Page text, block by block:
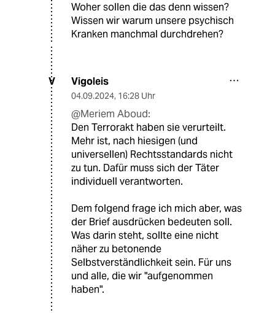
Woher sollen die das denn wissen?
Wissen wir warum unsere psychisch
Kranken manchmal durchdrehen?
V Vigoleis
04.09.2024, 16:28 Uhr
@Meriem Aboud:
Den Terrorakt haben sie verurteilt.
Mehr ist, nach hiesigen (und
universellen) Rechtsstandards nicht
zu tun. Dafür muss sich der Täter
individuell verantworten.
Dem folgend frage ich mich aber, was
der Brief ausdrücken bedeuten soll.
Was darin steht, sollte eine nicht
näher zu betonende
Selbstverständlichkeit sein. Für uns
und alle, die wir "aufgenommen
haben".